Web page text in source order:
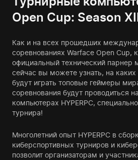
Open Cup: Season
Как и на всех прошедших
соревнованиях Warface Open Cup,
официальный технический парнер
сейчас вы можете узнать, на
будут играть топовые геймеры
соревнования будут проводиться
компьютерах HYPERPC,
турнира!
Многолетний опыт HYPERPC в
киберспортивных турниров и
позволит организаторам и